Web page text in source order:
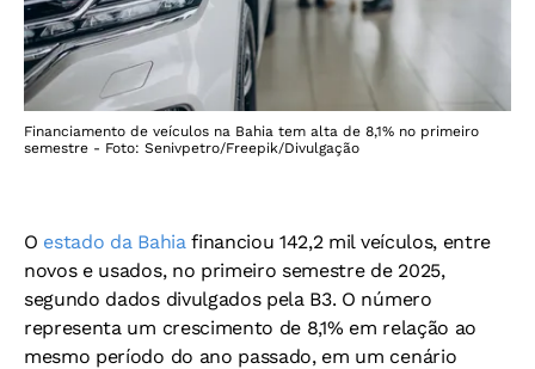
Financiamento de veículos na Bahia tem alta de 8,1% no primeiro
semestre - Foto: Senivpetro/Freepik/Divulgação
O estado da Bahiafinanciou 142,2 mil veículos, entre
novos e usados, no primeiro semestre de 2025,
segundo dados divulgados pela B3. O número
representa um crescimento de 8,1% em relação ao
mesmo período do ano passado, em um cenário